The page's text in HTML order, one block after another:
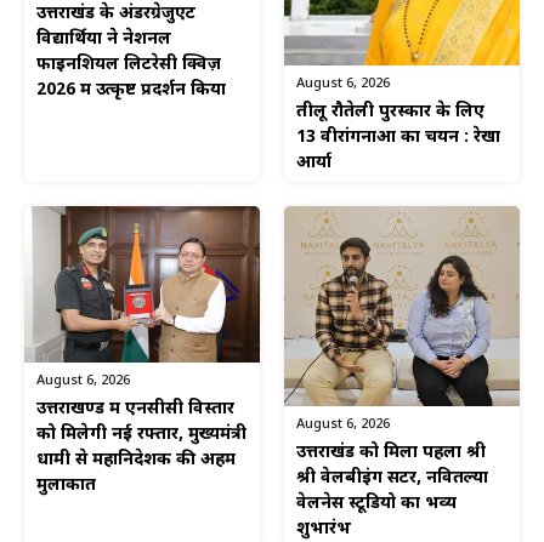
उत्तराखंड के अंडरग्रेजुएट
विद्यार्थियों ने नेशनल
फाइनेंशियल लिटरेसी क्विज़
2026 में उत्कृष्ट प्रदर्शन किया
August 6, 2026
तीलू रौतेली पुरस्कार के लिए
13 वीरांगनाओं का चयन : रेखा
आर्या
August 6, 2026
उत्तराखण्ड में एनसीसी विस्तार
को मिलेगी नई रफ्तार, मुख्यमंत्री
धामी से महानिदेशक की अहम
मुलाकात
August 6, 2026
उत्तराखंड को मिला पहला श्री
श्री वेलबीइंग सेंटर, नवितल्या
वेलनेस स्टूडियो का भव्य
शुभारंभ